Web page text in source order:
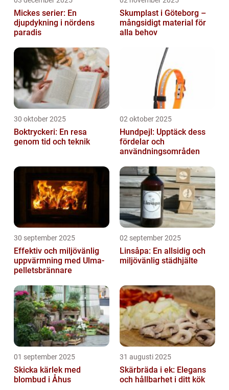
Mickes serier: En
djupdykning i nördens
paradis
Skumplast i Göteborg –
mångsidigt material för
alla behov
30 oktober 2025
Boktryckeri: En resa
genom tid och teknik
02 oktober 2025
Hundpejl: Upptäck dess
fördelar och
användningsområden
30 september 2025
Effektiv och miljövänlig
uppvärmning med Ulma-
pelletsbrännare
02 september 2025
Linsåpa: En allsidig och
miljövänlig städhjälte
01 september 2025
Skicka kärlek med
blombud i Åhus
31 augusti 2025
Skärbräda i ek: Elegans
och hållbarhet i ditt kök